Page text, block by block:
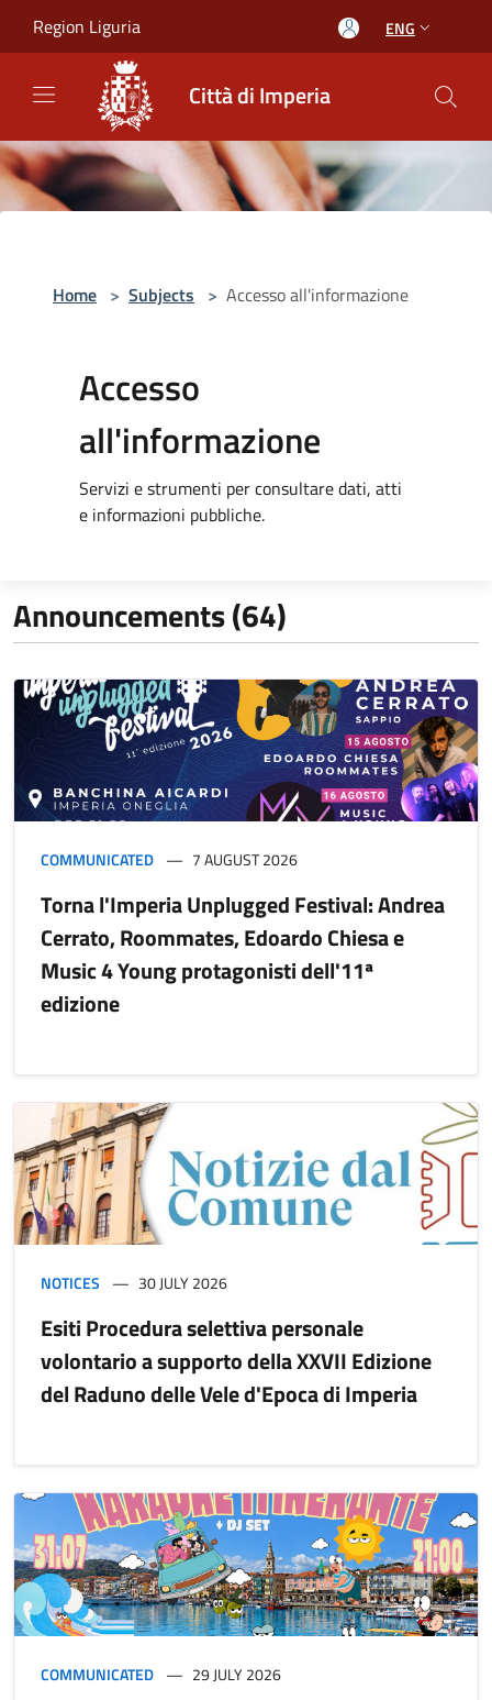
Region Liguria ENG
Città di Imperia
Home > Subjects > Accesso all'informazione
Accesso
all'informazione
Servizi e strumenti per consultare dati, atti
e informazioni pubbliche.
Announcements (64)
COMMUNICATED 7 AUGUST 2026
Torna l'Imperia Unplugged Festival: Andrea
Cerrato, Roommates, Edoardo Chiesa e
Music 4 Young protagonisti dell'11ª
edizione
NOTICES 30 JULY 2026
Esiti Procedura selettiva personale
volontario a supporto della XXVII Edizione
del Raduno delle Vele d'Epoca di Imperia
COMMUNICATED 29 JULY 2026